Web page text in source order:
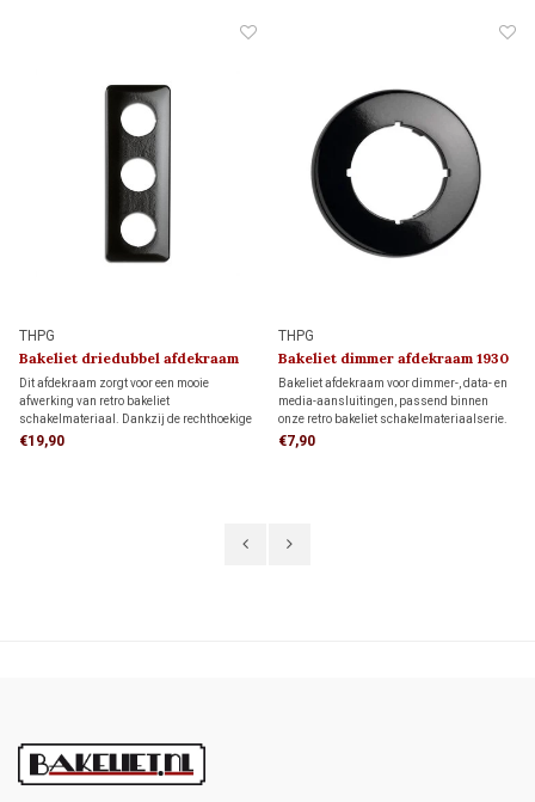
THPG
Bakeliet driedubbel afdekraam
1930
Dit afdekraam zorgt voor een mooie
afwerking van retro bakeliet
schakelmateriaal. Dankzij de rechthoekige
vorm biedt het meer dekking rondom de
€19,90
THPG
Bakeliet dimmer afdekraam 1930
Bakeliet afdekraam voor dimmer-, data- en
media-aansluitingen, passend binnen
onze retro bakeliet schakelmateriaalserie.
Uitgevoerd in zwart voor een authentieke
€7,90